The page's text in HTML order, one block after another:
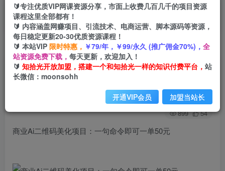
首页 创业课程 会员免费 正文
商业Ai二维码美化项目：一句命令即可一单50元
关注 私信
899 54
商业Ai二维码美化项目：一句命令即可一单50元
🔰专注优质VIP网课资源分享，市面上收费几百几千的项目资源
课程这里全部都有！
🔰 内容涵盖网赚项目、引流技术、电商运营、脚本源码等资源，
每日稳定更新20-30优质资源课程！
🔰 本站VIP 限时特惠， ￥79/年，￥99/永久 (推广佣金70%)， 全
站资源免费下载， 每天更新，欢迎加入！
🔰 知拾光开放加盟，搭建一个和知拾光一样的知识付费平台， 站
长微信：moonsohh
开通VIP会员 加盟当站长